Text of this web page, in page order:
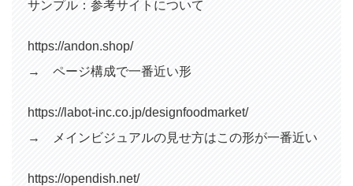
サンプル：参考サイトについて
https://andon.shop/
→ ページ構成で一番近い形
https://labot-inc.co.jp/designfoodmarket/
→ メインビジュアルの見せ方はこの形が一番近い
https://opendish.net/